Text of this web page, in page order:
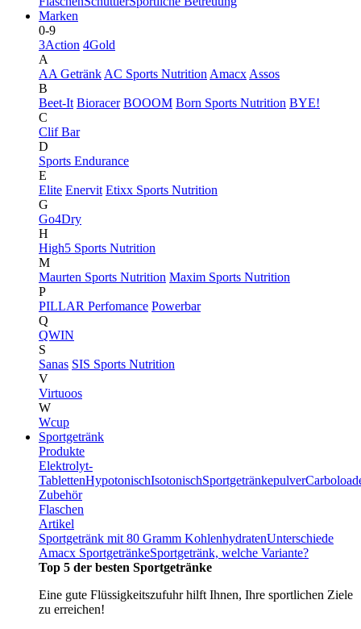
Marken
0-9
3Action 4Gold
A
AA Getränk AC Sports Nutrition Amacx Assos
B
Beet-It Bioracer BOOOM Born Sports Nutrition BYE!
C
Clif Bar
D
Sports Endurance
E
Elite Enervit Etixx Sports Nutrition
G
Go4Dry
H
High5 Sports Nutrition
M
Maurten Sports Nutrition Maxim Sports Nutrition
P
PILLAR Perfomance Powerbar
Q
QWIN
S
Sanas SIS Sports Nutrition
V
Virtuoos
W
Wcup
Sportgetränk
Produkte
Elektrolyt-
TablettenHypotonischIsotonischSportgetränkepulver
Zubehör
Flaschen
Artikel
Sportgetränk mit 80 Gramm KohlenhydratenUnterschiede
Amacx SportgetränkeSportgetränk, welche Variante?
Top 5 der besten Sportgetränke
Eine gute Flüssigkeitszufuhr hilft Ihnen, Ihre sportlichen Ziele
zu erreichen!